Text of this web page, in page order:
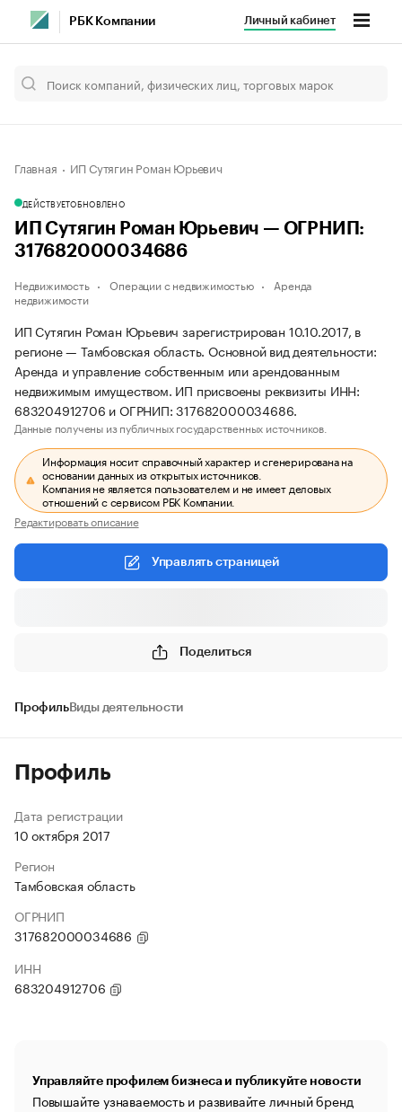
РБК Компании Личный кабинет
Главная ИП Сутягин Роман Юрьевич
ДЕЙСТВУЕТОБНОВЛЕНО
ИП Сутягин Роман Юрьевич — ОГРНИП:
317682000034686
Недвижимость Операции с недвижимостью
Аренда
недвижимости
ИП Сутягин Роман Юрьевич зарегистрирован 10.10.2017, в
регионе — Тамбовская область. Основной вид деятельности:
Аренда и управление собственным или арендованным
недвижимым имуществом. ИП присвоены реквизиты ИНН:
683204912706 и ОГРНИП: 317682000034686.
Данные получены из публичных государственных источников.
Информация носит справочный характер и сгенерирована на
основании данных из открытых источников.
Компания не является пользователем и не имеет деловых
отношений с сервисом РБК Компании.
Редактировать описание
Управлять страницей
Поделиться
ПрофильВиды деятельности
Профиль
Дата регистрации
10 октября 2017
Регион
Тамбовская область
ОГРНИП
317682000034686
ИНН
683204912706
Управляйте профилем бизнеса и публикуйте новости
Повышайте узнаваемость и развивайте личный бренд